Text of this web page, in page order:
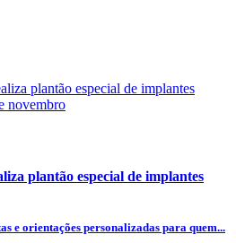
plantão especial de implantes
e orientações personalizadas para quem...